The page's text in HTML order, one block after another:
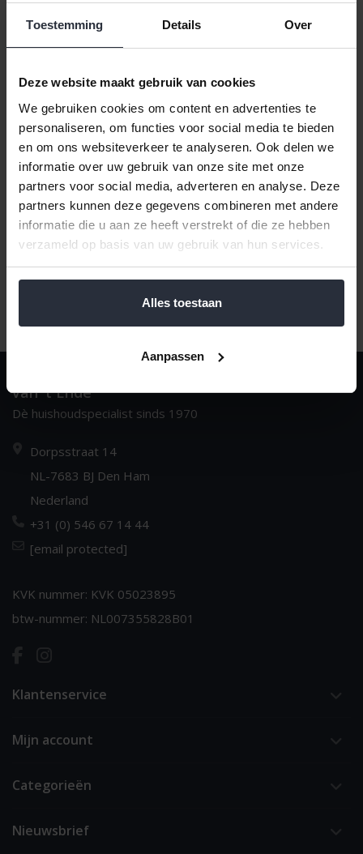
Toestemming Details Over
Deze website maakt gebruik van cookies
We gebruiken cookies om content en advertenties te
personaliseren, om functies voor social media te bieden
en om ons websiteverkeer te analyseren. Ook delen we
informatie over uw gebruik van onze site met onze
partners voor social media, adverteren en analyse. Deze
partners kunnen deze gegevens combineren met andere
informatie die u aan ze heeft verstrekt of die ze hebben
verzameld op basis van uw gebruik van hun services.
Alles toestaan
Aanpassen
Veilig achteraf betalen, tot 14 dagen na aankoop
Eenvoudig retour, 30 dagen bedenktijd
Meest bekeken
van 't Ende
Dè huishoudspecialist sinds 1970
Dorpsstraat 14
NL-7683 BJ Den Ham
Nederland
+31 (0) 546 67 14 44
[email protected]
KVK nummer: KVK 05023895
btw-nummer: NL007355828B01
Klantenservice
Mijn account
Categorieën
Nieuwsbrief